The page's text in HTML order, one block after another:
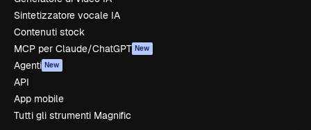
Sintetizzatore vocale IA
Contenuti stock
MCP per Claude/ChatGPT New
Agenti New
API
App mobile
Tutti gli strumenti Magnific